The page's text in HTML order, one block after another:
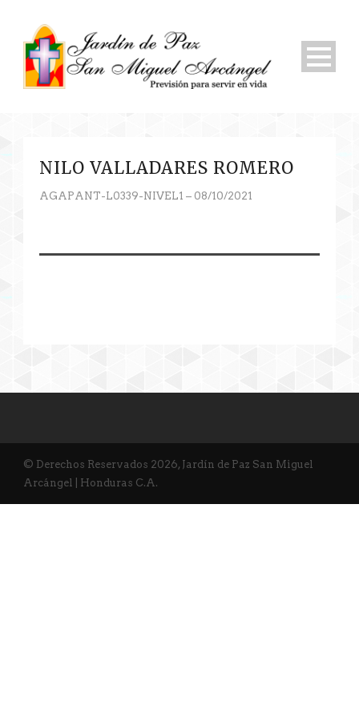
NILO VALLADARES ROMERO
AGAPANT-L0339-NIVEL1 – 08/10/2021
© Derechos Reservados 2026, Jardín de Paz San Miguel
Arcángel | Honduras C.A.